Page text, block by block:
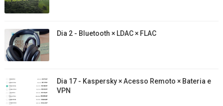
Dia 2 - Bluetooth × LDAC × FLAC
Dia 17 - Kaspersky × Acesso Remoto × Bateria e
VPN